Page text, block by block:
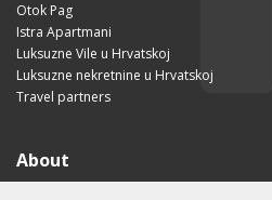
Otok Pag
Istra Apartmani
Luksuzne Vile u Hrvatskoj
Luksuzne nekretnine u Hrvatskoj
Travel partners
About